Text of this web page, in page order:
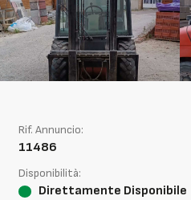
Rif. Annuncio:
11486
Disponibilità:
Direttamente Disponibile